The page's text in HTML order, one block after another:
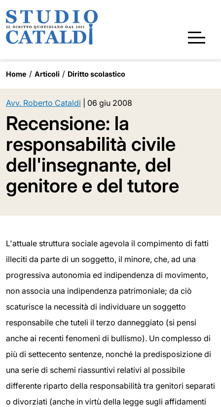
Home Articoli Diritto scolastico
Avv. Roberto Cataldi 06 giu 2008
Recensione: la
responsabilità civile
dell'insegnante, del
genitore e del tutore
L'attuale struttura sociale agevola il compimento di fatti
illeciti da parte di un soggetto, il minore, che, ad una
progressiva autonomia ed indipendenza di movimento,
non associa una indipendenza patrimoniale; da ciò
scaturisce la necessità di individuare un soggetto
responsabile che tuteli il terzo danneggiato (si pensi
anche ai recenti fenomeni di bullismo). Un complesso di
più di settecento sentenze, nonché la predisposizione di
una serie di schemi riassuntivi relativi al possibile
differente riparto della responsabilità tra genitori separati
o divorziati (anche in virtù della legge sugli affidamenti